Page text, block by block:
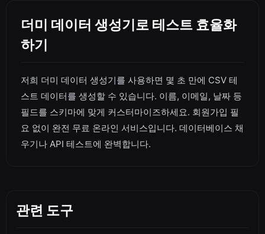
더미 데이터 생성기로 테스트 효율화
하기
저희 더미 데이터 생성기를 사용하면 몇 초 만에 CSV 테
스트 데이터를 생성할 수 있습니다. 이름, 이메일, 날짜 등
필드를 스키마에 맞게 커스터마이즈하세요. 회원가입 필
요 없이 완전 무료 온라인 서비스입니다. 데이터베이스 채
우기나 API 테스트에 완벽합니다.
관련 도구